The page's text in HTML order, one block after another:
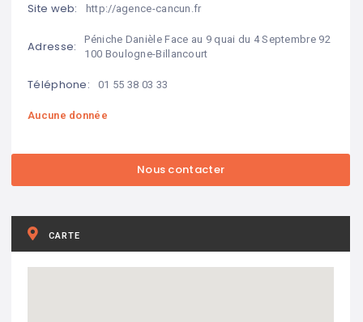
Site web: http://agence-cancun.fr
Adresse:
Péniche Danièle Face au 9 quai du 4 Septembre 92
100 Boulogne-Billancourt
Téléphone: 01 55 38 03 33
Aucune donnée
CARTE